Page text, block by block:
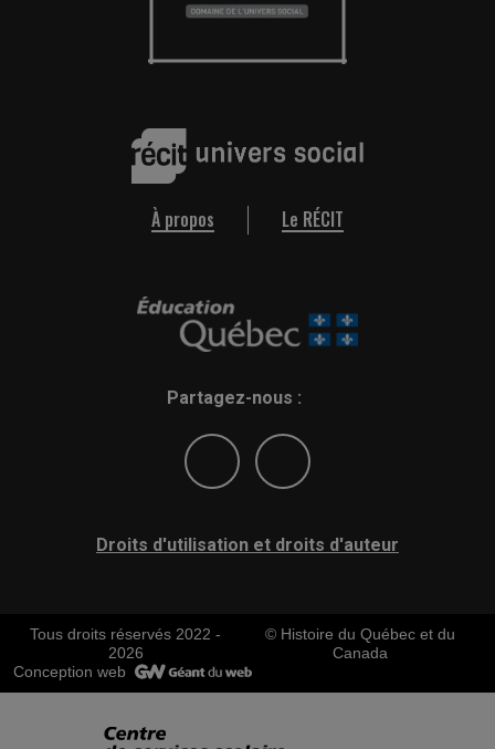
À propos Le RÉCIT
Partagez-nous :
Droits d'utilisation et droits d'auteur
Tous droits réservés 2022 -
2026
© Histoire du Québec et du
Canada
Conception web